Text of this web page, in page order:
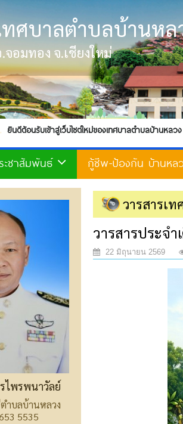
ทศบาลตำบลบ้านหล
จอมทอง จ.เชียงใหม่
ซต์ใหม่ของเทศบาลตำบลบ้านหลวง
ะชาสัมพันธ์ กู้ชีพ-ป้องกัน บ้านหล
ไพรพนาวัลย์
ำบลบ้านหลวง
5535
วารสารเท
วารสารประจ
22 มิถุนายน 2569